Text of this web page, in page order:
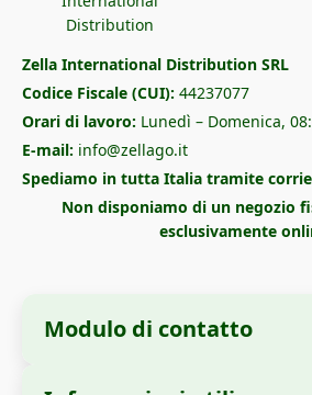
Zella International Distribution SRL
Codice Fiscale (CUI): 44237077
Orari di lavoro: Lunedì – Domenica,
E-mail: info@zellago.it
Spediamo in tutta Italia tramite
Non disponiamo di un negozio
esclusivamente
Modulo di contatto